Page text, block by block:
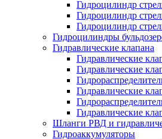
Гидроцилиндр
Гидроцилиндр
Гидроцилиндр
Гидроцилиндры
Гидравлические клапана
Гидравлические
Гидравлические
Гидравлические
Гидравлические
Шланги РВД и
Гидроаккумуляторы